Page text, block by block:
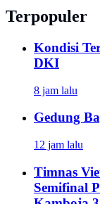
Terpopuler
Kondisi
DKI
8 jam lalu
Gedung
12 jam lalu
Timnas
Semifinal